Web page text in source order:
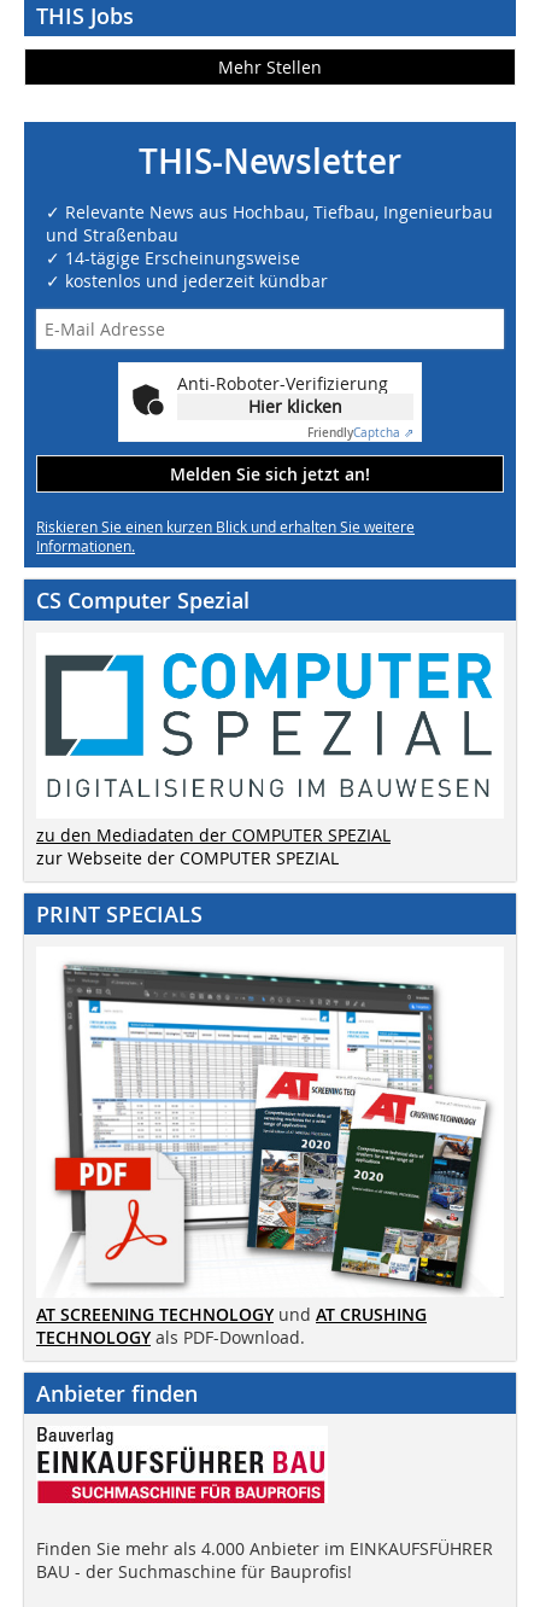
THIS Jobs
Mehr Stellen
THIS-Newsletter
✓ Relevante News aus Hochbau, Tiefbau, Ingenieurbau
und Straßenbau
✓ 14-tägige Erscheinungsweise
✓ kostenlos und jederzeit kündbar
Anti-Roboter-Verifizierung
Hier klicken
FriendlyCaptcha ⇗
Melden Sie sich jetzt an!
Riskieren Sie einen kurzen Blick und erhalten Sie weitere
Informationen.
CS Computer Spezial
zu den Mediadaten der COMPUTER SPEZIAL
zur Webseite der COMPUTER SPEZIAL
PRINT SPECIALS
AT SCREENING TECHNOLOGY und AT CRUSHING
TECHNOLOGY als PDF-Download.
Anbieter finden
Finden Sie mehr als 4.000 Anbieter im EINKAUFSFÜHRER
BAU - der Suchmaschine für Bauprofis!